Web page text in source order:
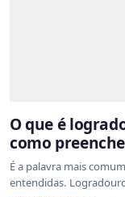
O que é
como
É a palavra mais
entendidas.